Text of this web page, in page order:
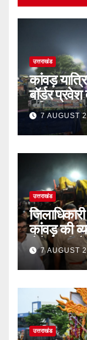
उत्तराखंड
कांवड़
बॉर्डर प्रवेश
गई रंगीन
7 AUGUST
उत्तराखंड
कांवड़ की
लेने बैरागी
देर रात्रि
7 AUGUST
उत्तराखंड